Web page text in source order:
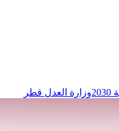
وزارة العدل قطر